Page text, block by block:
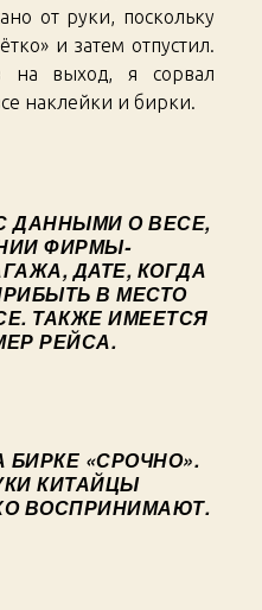
от руки, поскольку
и затем отпустил.
на выход, я сорвал
наклейки и бирки.
ДАННЫМИ О ВЕСЕ,
ФИРМЫ-
ДАТЕ, КОГДА
В МЕСТО
ТАКЖЕ ИМЕЕТСЯ
РЕЙСА.
БИРКЕ «СРОЧНО».
КИТАЙЦЫ
ВОСПРИНИМАЮТ.